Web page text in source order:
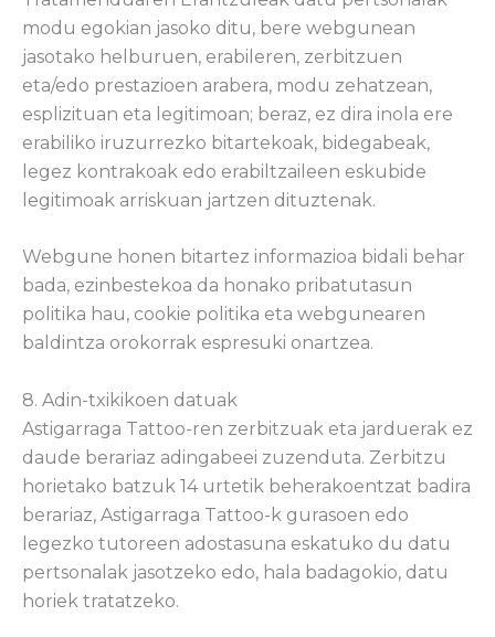
modu egokian jasoko ditu, bere webgunean
jasotako helburuen, erabileren, zerbitzuen
eta/edo prestazioen arabera, modu zehatzean,
esplizituan eta legitimoan; beraz, ez dira inola ere
erabiliko iruzurrezko bitartekoak, bidegabeak,
legez kontrakoak edo erabiltzaileen eskubide
legitimoak arriskuan jartzen dituztenak.
Webgune honen bitartez informazioa bidali behar
bada, ezinbestekoa da honako pribatutasun
politika hau, cookie politika eta webgunearen
baldintza orokorrak espresuki onartzea.
8. Adin-txikikoen datuak
Astigarraga Tattoo-ren zerbitzuak eta jarduerak ez
daude berariaz adingabeei zuzenduta. Zerbitzu
horietako batzuk 14 urtetik beherakoentzat badira
berariaz, Astigarraga Tattoo-k gurasoen edo
legezko tutoreen adostasuna eskatuko du datu
pertsonalak jasotzeko edo, hala badagokio, datu
horiek tratatzeko.